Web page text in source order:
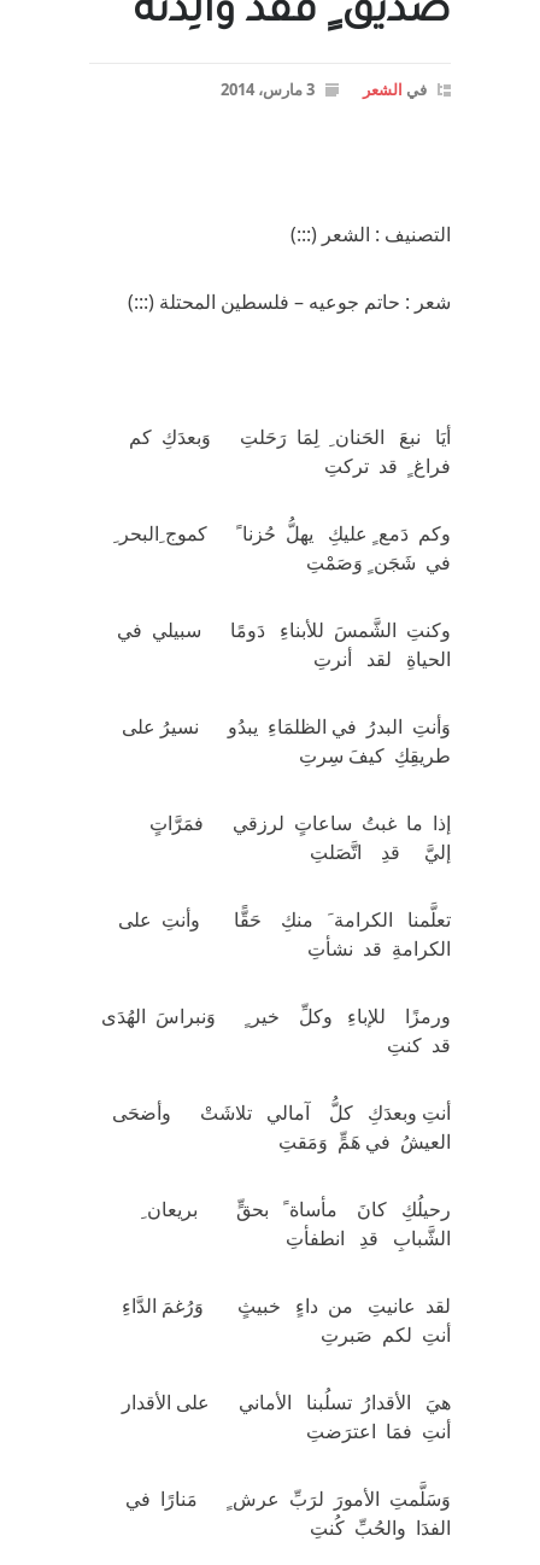
صديق ٍ فقدَ والِدتهُ
في الشعر 3 مارس، 2014
التصنيف : الشعر (:::)
شعر : حاتم جوعيه – فلسطين المحتلة (:::)
أيَا نبعَ الحَنان ِ لِمَا رَحَلتِ وَبعدَكِ كم
فراغ ٍ قد تركتِ
وكم دَمع ٍ عليكِ يهلُّ حُزنا ً كموج ِالبحر ِ
في شَجَن ٍ وَصَمْتِ
وكنتِ الشَّمسَ للأبناءِ دَومًا سبيلي في
الحياةِ لقد أنرتِ
وَأنتِ البدرُ في الظلمَاءِ يبدُو نسيرُ على
طريقِكِ كيفَ سِرتِ
إذا ما غبتُ ساعاتٍ لرزقي فمَرَّاتٍ
إليَّ قدِ اتَّصَلتِ
تعلَّمنا الكرامة َ منكِ حَقًّا وأنتِ على
الكرامةِ قد نشأتِ
ورمزًا للإباءِ وكلِّ خير ٍ وَنبراسَ الهُدَى
قد كنتِ
أنتِ وبعدَكِ كلُّ آمالي تلاشَتْ وأضحَى
العيشُ في هَمٍّ وَمَقتِ
رحيلُكِ كانَ مأساة ً بحقٍّ بريعان ِ
الشَّبابِ قدِ انطفأتِ
لقد عانيتِ من داءٍ خبيثٍ وَرُغمَ الدَّاءِ
أنتِ لكم صَبرتِ
هيَ الأقدارُ تسلُبنا الأماني على الأقدار
أنتِ فمَا اعترَضتِ
وَسَلَّمتِ الأمورَ لرَبِّ عرش ٍ مَنارًا في
الفدَا والحُبِّ كُنتِ